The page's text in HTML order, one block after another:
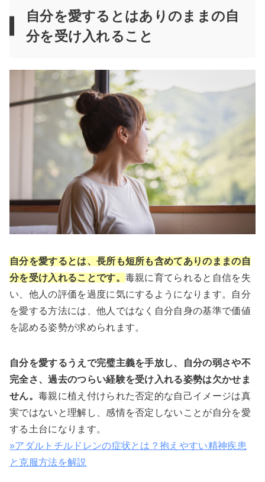
自分を愛するとはありのままの自
分を受け入れること
自分を愛するとは、長所も短所も含めてありのままの自
分を受け入れることです。 毒親に育てられると自信を失
い、他人の評価を過度に気にするようになります。自分
を愛する方法には、他人ではなく自分自身の基準で価値
を認める姿勢が求められます。
自分を愛するうえで完璧主義を手放し、自分の弱さや不
完全さ、過去のつらい経験を受け入れる姿勢は欠かせま
せん。 毒親に植え付けられた否定的な自己イメージは真
実ではないと理解し、感情を否定しないことが自分を愛
する土台になります。
»アダルトチルドレンの症状とは？抱えやすい精神疾患
と克服方法を解説